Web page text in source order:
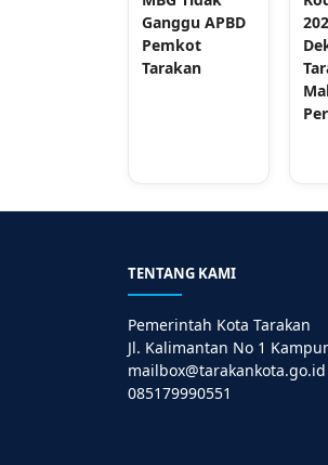
Ganggu APBD
Pemkot
Tarakan
TENTANG KAMI
Pemerintah Kota Tarakan
Jl. Kalimantan No 1
mailbox@tarakankota.go.id
085179990551